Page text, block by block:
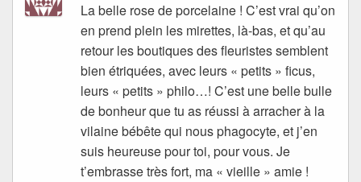
La belle rose de porcelaine ! C’est vrai qu’on
en prend plein les mirettes, là-bas, et qu’au
retour les boutiques des fleuristes semblent
bien étriquées, avec leurs « petits » ficus,
leurs « petits » philo…! C’est une belle bulle
de bonheur que tu as réussi à arracher à la
vilaine bébête qui nous phagocyte, et j’en
suis heureuse pour toi, pour vous. Je
t’embrasse très fort, ma « vieille » amie !